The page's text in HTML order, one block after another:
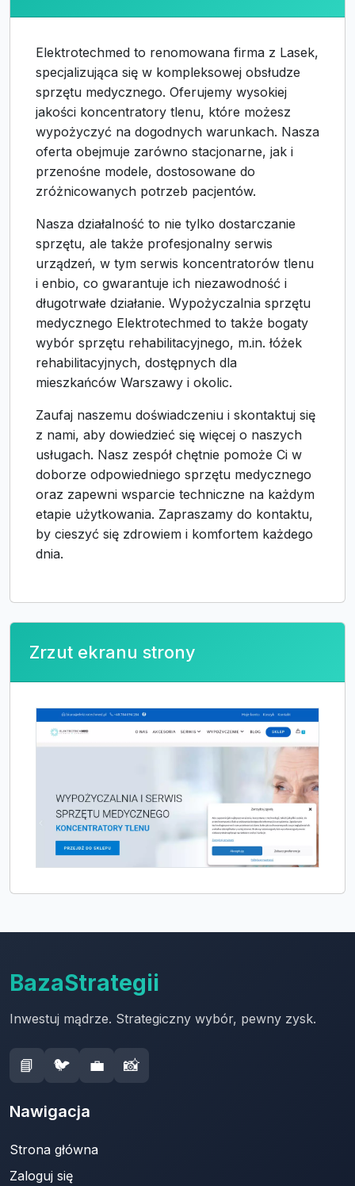
Elektrotechmed to renomowana firma z Lasek,
specjalizująca się w kompleksowej obsłudze
sprzętu medycznego. Oferujemy wysokiej
jakości koncentratory tlenu, które możesz
wypożyczyć na dogodnych warunkach. Nasza
oferta obejmuje zarówno stacjonarne, jak i
przenośne modele, dostosowane do
zróżnicowanych potrzeb pacjentów.
Nasza działalność to nie tylko dostarczanie
sprzętu, ale także profesjonalny serwis
urządzeń, w tym serwis koncentratorów tlenu
i enbio, co gwarantuje ich niezawodność i
długotrwałe działanie. Wypożyczalnia sprzętu
medycznego Elektrotechmed to także bogaty
wybór sprzętu rehabilitacyjnego, m.in. łóżek
rehabilitacyjnych, dostępnych dla
mieszkańców Warszawy i okolic.
Zaufaj naszemu doświadczeniu i skontaktuj się
z nami, aby dowiedzieć się więcej o naszych
usługach. Nasz zespół chętnie pomoże Ci w
doborze odpowiedniego sprzętu medycznego
oraz zapewni wsparcie techniczne na każdym
etapie użytkowania. Zapraszamy do kontaktu,
by cieszyć się zdrowiem i komfortem każdego
dnia.
Zrzut ekranu strony
BazaStrategii
Inwestuj mądrze. Strategiczny wybór, pewny zysk.
📘 🐦 💼 📸
Nawigacja
Strona główna
Zaloguj się